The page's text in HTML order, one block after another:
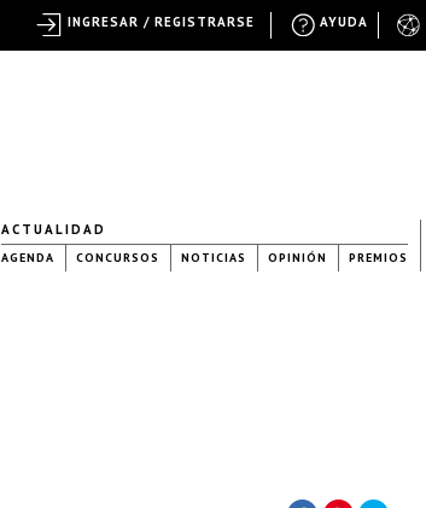
ACTUALIDAD
AGENDA CONCURSOS NOTICIAS OPINIÓN PREMIOS
AYUDA
INGRESAR / REGISTRARSE